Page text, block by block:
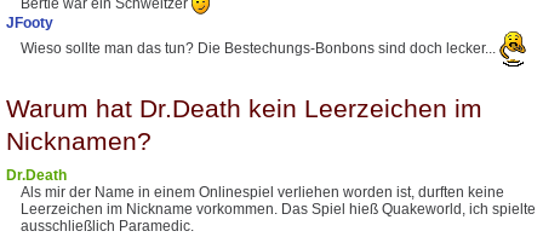
JFooty
Wieso sollte man das tun? Die Bestechungs-Bonbons sind doch lecker...
Warum hat Dr.Death kein Leerzeichen im
Nicknamen?
Dr.Death
Als mir der Name in einem Onlinespiel verliehen worden ist, durften keine
Leerzeichen im Nickname vorkommen. Das Spiel hieß Quakeworld, ich spielte
ausschließlich Paramedic.